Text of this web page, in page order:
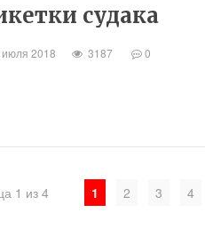
судака
2018 3187 0
1 из 4 1 2 3 4